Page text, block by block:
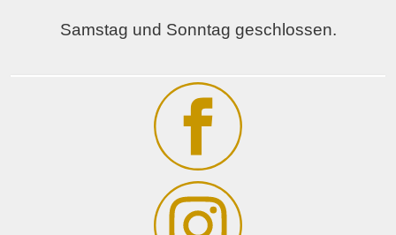
Samstag und Sonntag geschlossen.